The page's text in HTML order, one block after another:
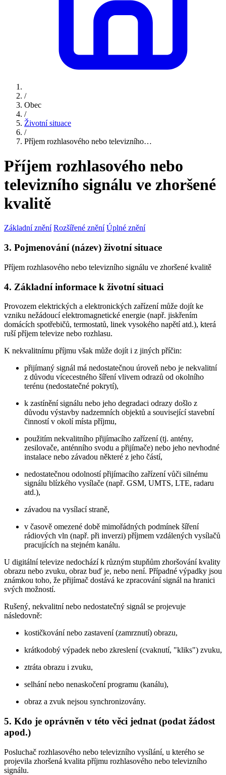
/
Obec
/
Životní situace
/
Příjem rozhlasového nebo televizního…
Příjem rozhlasového nebo
televizního signálu ve zhoršené
kvalitě
Základní znění Rozšířené znění Úplné znění
3. Pojmenování (název) životní situace
Příjem rozhlasového nebo televizního signálu ve zhoršené kvalitě
4. Základní informace k životní situaci
Provozem elektrických a elektronických zařízení může dojít ke
vzniku nežádoucí elektromagnetické energie (např. jiskřením
domácích spotřebičů, termostatů, linek vysokého napětí atd.), která
ruší příjem televize nebo rozhlasu.
K nekvalitnímu příjmu však může dojít i z jiných příčin:
přijímaný signál má nedostatečnou úroveň nebo je nekvalitní
z důvodu vícecestného šíření vlivem odrazů od okolního
terénu (nedostatečné pokrytí),
k zastínění signálu nebo jeho degradaci odrazy došlo z
důvodu výstavby nadzemních objektů a související stavební
činností v okolí místa příjmu,
použitím nekvalitního přijímacího zařízení (tj. antény,
zesilovače, anténního svodu a přijímače) nebo jeho nevhodné
instalace nebo závadou některé z jeho částí,
nedostatečnou odolností přijímacího zařízení vůči silnému
signálu blízkého vysílače (např. GSM, UMTS, LTE, radaru
atd.),
závadou na vysílací straně,
v časově omezené době mimořádných podmínek šíření
rádiových vln (např. při inverzi) příjmem vzdálených vysílačů
pracujících na stejném kanálu.
U digitální televize nedochází k různým stupňům zhoršování kvality
obrazu nebo zvuku, obraz buď je, nebo není. Případné výpadky jsou
známkou toho, že přijímač dostává ke zpracování signál na hranici
svých možností.
Rušený, nekvalitní nebo nedostatečný signál se projevuje
následovně:
kostičkování nebo zastavení (zamrznutí) obrazu,
krátkodobý výpadek nebo zkreslení (cvaknutí, "kliks") zvuku,
ztráta obrazu i zvuku,
selhání nebo nenaskočení programu (kanálu),
obraz a zvuk nejsou synchronizovány.
5. Kdo je oprávněn v této věci jednat (podat žádost
apod.)
Posluchač rozhlasového nebo televizního vysílání, u kterého se
projevila zhoršená kvalita příjmu rozhlasového nebo televizního
signálu.